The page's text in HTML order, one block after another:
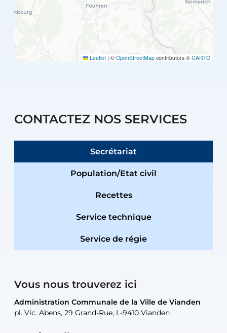
Leaflet | © OpenStreetMap contributors © CARTO
CONTACTEZ NOS SERVICES
Secrétariat
Population/Etat civil
Recettes
Service technique
Service de régie
Vous nous trouverez ici
Administration Communale de la Ville de Vianden
pl. Vic. Abens, 29 Grand-Rue, L-9410 Vianden
Administration Communale de la Ville de Vianden
pl. Vic. Abens, 29 Grand-Rue, L-9410 Vianden
Administration Communale de la Ville de Vianden
pl. Vic. Abens, 29 Grand-Rue, L-9410 Vianden
Administration Communale de la Ville de Vianden
pl. Vic. Abens, 29 Grand-Rue, L-9410 Vianden
Atelier Communal de la Ville de Vianden
30, rue Neugarten, L-9422 Vianden